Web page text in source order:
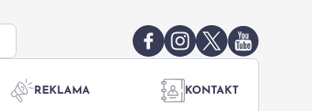
REKLAMA KONTAKT